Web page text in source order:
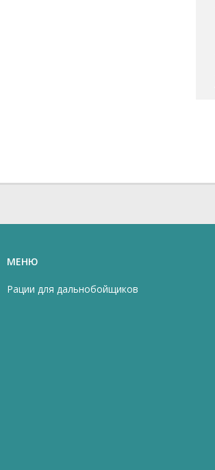
МЕНЮ
Рации для дальнобойщиков